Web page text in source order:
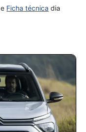
e Ficha técnica dia